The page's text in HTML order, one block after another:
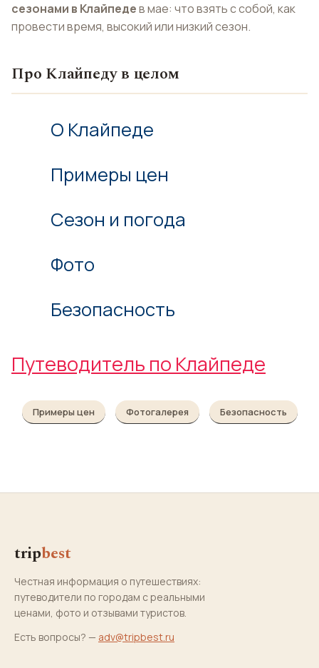
сезонами в Клайпедев мае: что взять с собой, как
провести время, высокий или низкий сезон.
Про Клайпеду в целом
О Клайпеде
Примеры цен
Сезон и погода
Фото
Безопасность
Путеводитель по Клайпеде
Примеры цен Фотогалерея Безопасность
tripbest
Честная информация о путешествиях:
путеводители по городам с реальными
ценами, фото и отзывами туристов.
Есть вопросы? — adv@tripbest.ru